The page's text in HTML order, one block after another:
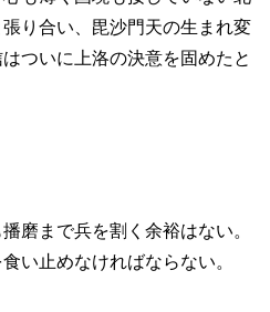
り合い、毘沙門天の生まれ変
ついに上洛の決意を固めたと
磨まで兵を割く余裕はない。
い止めなければならない。